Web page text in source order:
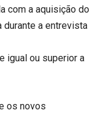
com a aquisição do
durante a entrevista
igual ou superior a
os novos